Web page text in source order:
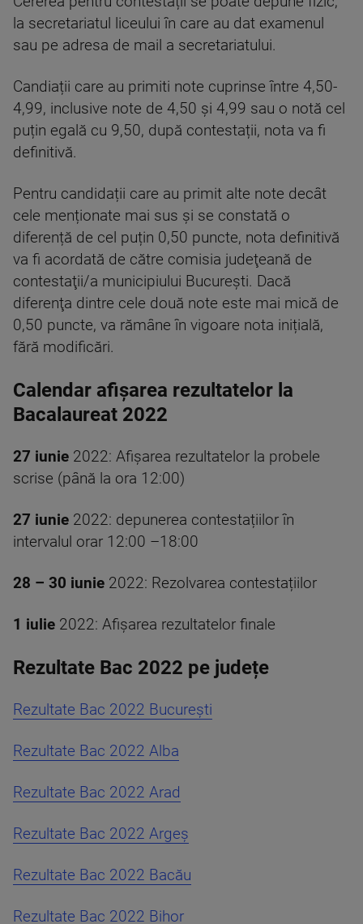
la secretariatul liceului în care au dat examenul
sau pe adresa de mail a secretariatului.
Candiații care au primiti note cuprinse între 4,50-
4,99, inclusive note de 4,50 și 4,99 sau o notă cel
puțin egală cu 9,50, după contestații, nota va fi
definitivă.
Pentru candidații care au primit alte note decât
cele menționate mai sus și se constată o
diferență de cel puțin 0,50 puncte, nota definitivă
va fi acordată de către comisia judeţeană de
contestaţii/a municipiului Bucureşti. Dacă
diferenţa dintre cele două note este mai mică de
0,50 puncte, va rămâne în vigoare nota inițială,
fără modificări.
Calendar afișarea rezultatelor la
Bacalaureat 2022
27 iunie 2022: Afișarea rezultatelor la probele
scrise (până la ora 12:00)
27 iunie 2022: depunerea contestațiilor în
intervalul orar 12:00 –18:00
28 – 30 iunie 2022: Rezolvarea contestațiilor
1 iulie 2022: Afișarea rezultatelor finale
Rezultate Bac 2022 pe județe
Rezultate Bac 2022 București
Rezultate Bac 2022 Alba
Rezultate Bac 2022 Arad
Rezultate Bac 2022 Argeș
Rezultate Bac 2022 Bacău
Rezultate Bac 2022 Bihor